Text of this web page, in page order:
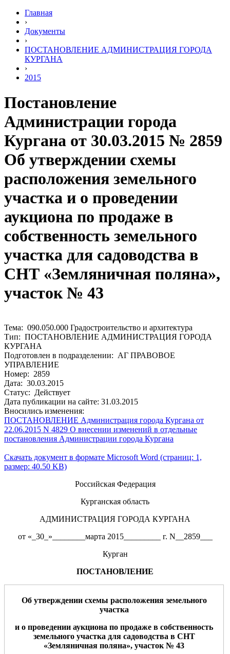
Главная
›
Документы
›
ПОСТАНОВЛЕНИЕ АДМИНИСТРАЦИЯ ГОРОДА
КУРГАНА
›
2015
Постановление
Администрации города
Кургана от 30.03.2015 № 2859
Об утверждении схемы
расположения земельного
участка и о проведении
аукциона по продаже в
собственность земельного
участка для садоводства в
СНТ «Земляничная поляна»,
участок № 43
Тема: 090.050.000 Градостроительство и архитектура
Тип: ПОСТАНОВЛЕНИЕ АДМИНИСТРАЦИЯ ГОРОДА
КУРГАНА
Подготовлен в подразделении: АГ ПРАВОВОЕ
УПРАВЛЕНИЕ
Номер: 2859
Дата: 30.03.2015
Статус: Действует
Дата публикации на сайте: 31.03.2015
Вносились изменения:
ПОСТАНОВЛЕНИЕ Администрация города Кургана от
22.06.2015 N 4829 О внесении изменений в отдельные
постановления Администрации города Кургана
Скачать документ в формате Microsoft Word (страниц: 1,
размер: 40.50 KB)
Российская Федерация
Курганская область
АДМИНИСТРАЦИЯ ГОРОДА КУРГАНА
от «_30_»________марта 2015_________ г. N__2859___
Курган
ПОСТАНОВЛЕНИЕ
Об утверждении схемы расположения земельного
участка
и о проведении аукциона по продаже в собственность
земельного участка для садоводства в СНТ
«Земляничная поляна», участок № 43